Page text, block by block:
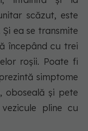
scăzut, este
ea se transmite
începând cu trei
roşii. Poate fi
simptome
oboseală şi pete
pline cu